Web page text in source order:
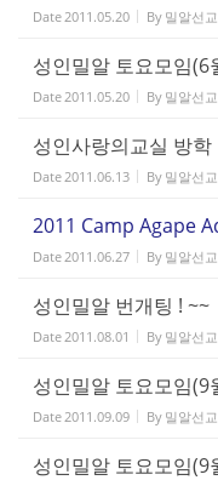
Date2011.05.20 By 밀알선
성인밀알 토요모임(6
Date2011.05.20 By 밀알선
성인사랑의교실 방학
Date2011.06.13 By 밀알선
2011 Camp Agape
Date2011.06.27 By 밀알선
성인밀알 번개팅 ! ~~
Date2011.08.01 By 밀알선
성인밀알 토요모임(9
Date2011.09.09 By 밀알선
성인밀알 토요모임(9